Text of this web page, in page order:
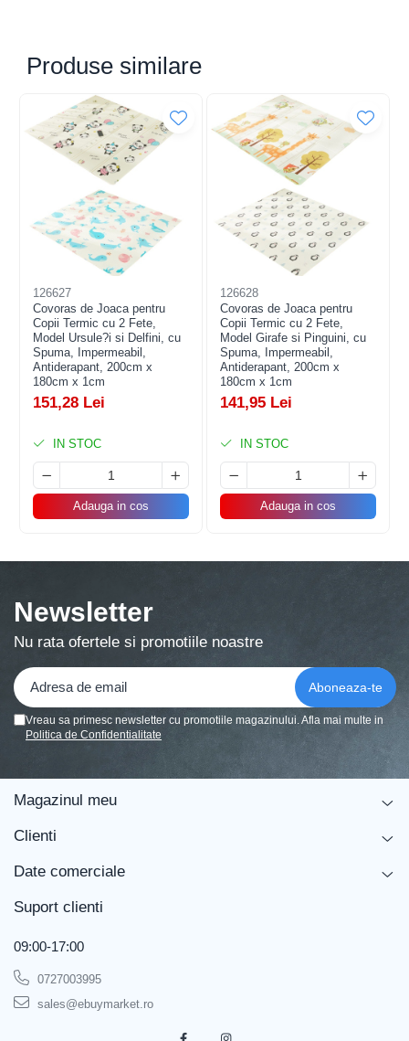
Rucsac Multifuncțional
pentru Mamici
Descriere Generala:
Rucsacul Multifuncțional pentru
Mamici este proiectat pentru a oferi confort și funcționalitate
include un patuț pliabil integrat și o baza de schimbat
impermeabila, oferind soluții practice pentru mamicile
moderne. Fabricat din pânza Oxford rezistenta la apa și
uzura, acest rucsac este ușor de purtat și ideal pentru
depozitarea necesarului bebelușului.
Produse similare
126627
Covoras de Joaca pentru
Copii Termic cu 2 Fete,
Model Ursule?i si Delfini, cu
Spuma, Impermeabil,
Antiderapant, 200cm x
180cm x 1cm
151,28 Lei
IN STOC
Adauga in cos
126628
Covoras de Joaca pentru
Copii Termic cu 2 Fete,
Model Girafe si Pinguini, cu
Spuma, Impermeabil,
Antiderapant, 200cm x
180cm x 1cm
141,95 Lei
IN STOC
Adauga in cos
Newsletter
Nu rata ofertele si promotiile noastre
Vreau sa primesc newsletter cu promotiile magazinului. Afla mai multe in
Politica de Confidentialitate
Magazinul meu
Clienti
Date comerciale
Suport clienti
09:00-17:00
0727003995
sales@ebuymarket.ro